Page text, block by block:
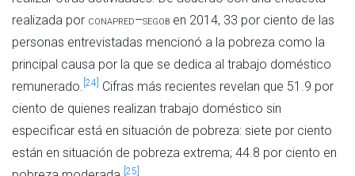
realizada por conapred–segob en 2014, 33 por ciento de las
personas entrevistadas mencionó a la pobreza como la
principal causa por la que se dedica al trabajo doméstico
remunerado. [24] Cifras más recientes revelan que 51.9 por
ciento de quienes realizan trabajo doméstico sin
especificar está en situación de pobreza: siete por ciento
están en situación de pobreza extrema; 44.8 por ciento en
[25]